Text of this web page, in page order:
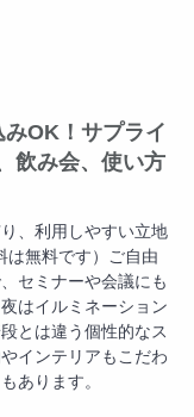
OK！サプライ
飲み会、使い方
、利用しやすい立地
は無料です）ご自由
セミナーや会議にも
はイルミネーション
とは違う個性的なス
インテリアもこだわ
あります。